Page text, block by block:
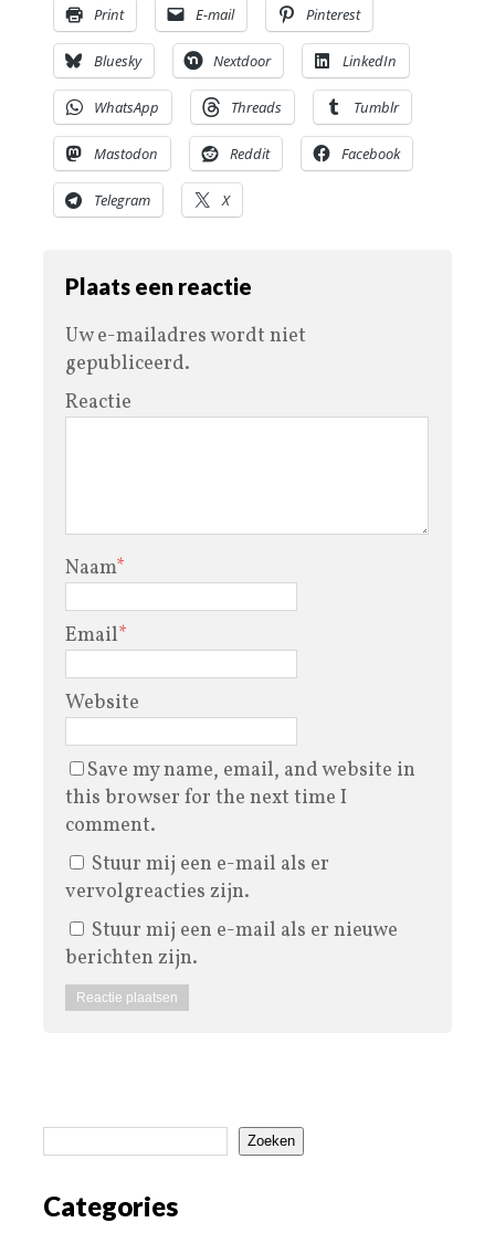
Print E-mail Pinterest
Bluesky Nextdoor LinkedIn
WhatsApp Threads Tumblr
Mastodon Reddit Facebook
Telegram X
Plaats een reactie
Uw e-mailadres wordt niet
gepubliceerd.
Reactie
Naam*
Email*
Website
Save my name, email, and website in
this browser for the next time I
comment.
Stuur mij een e-mail als er
vervolgreacties zijn.
Stuur mij een e-mail als er nieuwe
berichten zijn.
Zoeken
Categories